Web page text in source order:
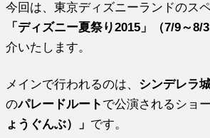
今回は、東京ディズニーランドのス
「ディズニー夏祭り2015」（7/9～8/
介いたします。
メインで行われるのは、 シンデレラ
のパレードルート で公演されるショー
ょうぐんぶ）」 です。